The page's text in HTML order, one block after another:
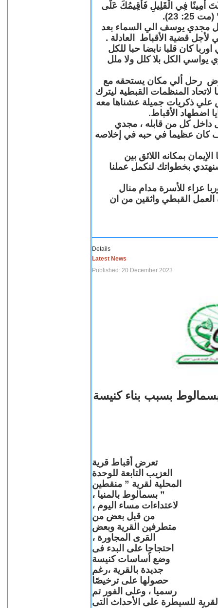
أَمِينًا فِي الْقَلِيلِ فَأُقِيمُكَ عَلَى
23).
مجدي يوسف الي السماء بعد
قضية الأقباط العادلة .
كان قلبا نابضا حبا للكل
يواسي الكل بلا كلل ولا ملل
رحل ألي مكان يستحقه مع
المنظمات القبطية ليترك
علي ذكريات جميلة عشناها معه
اضطهاد الأقباط.
داخل كل من قابله ، مجدي
عظيما في حبه في إخلاصه
بمكانه اللائق بين
بخطواتك لنكمل عملنا
عزاء للأسرة مدام منال
العمل القبطي واثقين من ان
Details
Latest News
Published: 20 December 2023
بسبب بناء كنيسة
تعرض أقباط قرية
العزيب التابعة للوحدة
المحلية لقرية ” منقطين
” بسمالوط بالمنيا ،
لاعتداءات مساء اليوم ،
من قبل بعض من
متطرفين القرية وبعض
القرى المجاورة ،
احتجاجا على البدء فى
وضع أساسات كنيسة
جديدة بالقرية ،رغم
حصولها على ترخيصًا
رسميا ، وعلى الفور تم
للسيطرة على الأحداث التى